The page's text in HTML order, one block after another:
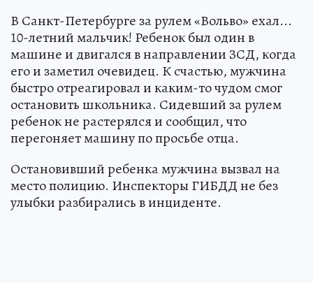
В Санкт-Петербурге за рулем «Вольво» ехал...
10-летний мальчик! Ребенок был один в
машине и двигался в направлении ЗСД, когда
его и заметил очевидец. К счастью, мужчина
быстро отреагировал и каким-то чудом смог
остановить школьника. Сидевший за рулем
ребенок не растерялся и сообщил, что
перегоняет машину по просьбе отца.
Остановивший ребенка мужчина вызвал на
место полицию. Инспекторы ГИБДД не без
улыбки разбирались в инциденте.